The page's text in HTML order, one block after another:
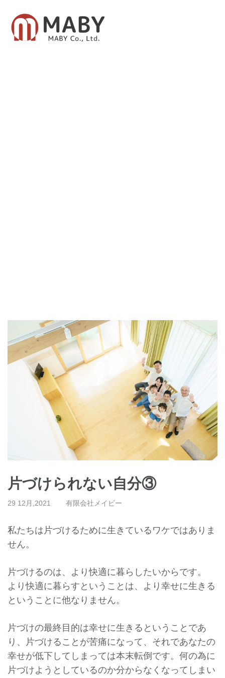
片づけられない自分③
29 12月,2021 有限会社メイビー
私たちは片づけるために生きているワケではありま
せん。
片づけるのは、より快適に暮らしたいからです。
より快適に暮らすということは、 より幸せに生きる
ということに他なりません。
片づけの最終目的は幸せに生きるということであ
り、
片づけることが苦痛になって、 それであなたの
幸せが低下してしまっては本末転倒です。 何の為に
片づけようとしているのか分からなくなってしまい